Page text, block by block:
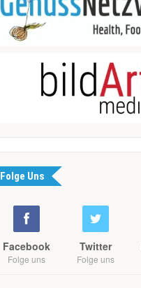
Folge Uns
Facebook
Folge uns
Twitter
Folge uns